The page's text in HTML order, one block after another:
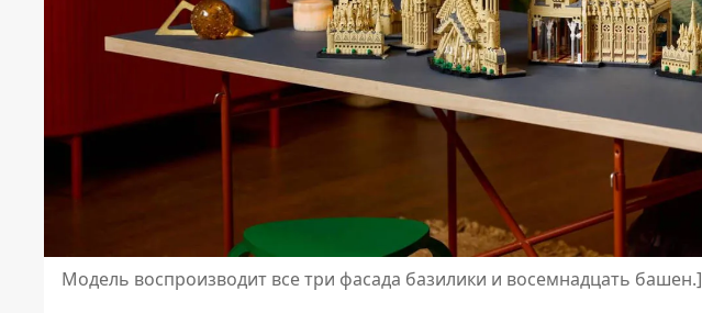
Модель воспроизводит все три фасада базилики и восемнадцать башен.]